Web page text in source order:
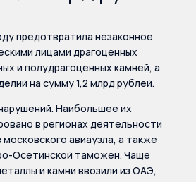
предотвратила незаконное
лицами драгоценных
и полудрагоценных камней, а
на сумму 1,2 млрд рублей.
Наибольшее их
в регионах деятельности
авиаузла, а также
Осетинской таможен. Чаще
и камни ввозили из ОАЭ,